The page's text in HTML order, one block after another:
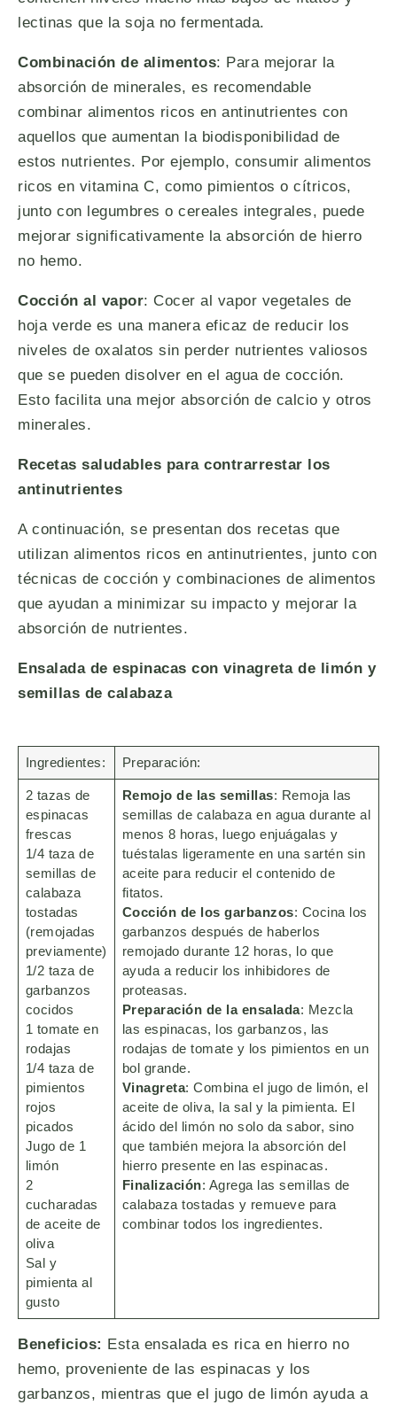
lectinas que la soja no fermentada.
Combinación de alimentos: Para mejorar la
absorción de minerales, es recomendable
combinar alimentos ricos en antinutrientes con
aquellos que aumentan la biodisponibilidad de
estos nutrientes. Por ejemplo, consumir alimentos
ricos en vitamina C, como pimientos o cítricos,
junto con legumbres o cereales integrales, puede
mejorar significativamente la absorción de hierro
no hemo.
Cocción al vapor: Cocer al vapor vegetales de
hoja verde es una manera eficaz de reducir los
niveles de oxalatos sin perder nutrientes valiosos
que se pueden disolver en el agua de cocción.
Esto facilita una mejor absorción de calcio y otros
minerales.
Recetas saludables para contrarrestar los
antinutrientes
A continuación, se presentan dos recetas que
utilizan alimentos ricos en antinutrientes, junto con
técnicas de cocción y combinaciones de alimentos
que ayudan a minimizar su impacto y mejorar la
absorción de nutrientes.
Ensalada de espinacas con vinagreta de limón y
semillas de calabaza
Ingredientes: Preparación:
2 tazas de
espinacas
frescas
1/4 taza de
semillas de
calabaza
tostadas
(remojadas
previamente)
1/2 taza de
garbanzos
cocidos
1 tomate en
rodajas
1/4 taza de
pimientos
rojos
picados
Jugo de 1
limón
2
cucharadas
de aceite de
oliva
Sal y
pimienta al
gusto
Remojo de las semillas: Remoja las
semillas de calabaza en agua durante al
menos 8 horas, luego enjuágalas y
tuéstalas ligeramente en una sartén sin
aceite para reducir el contenido de
fitatos.
Cocción de los garbanzos: Cocina los
garbanzos después de haberlos
remojado durante 12 horas, lo que
ayuda a reducir los inhibidores de
proteasas.
Preparación de la ensalada: Mezcla
las espinacas, los garbanzos, las
rodajas de tomate y los pimientos en un
bol grande.
Vinagreta: Combina el jugo de limón, el
aceite de oliva, la sal y la pimienta. El
ácido del limón no solo da sabor, sino
que también mejora la absorción del
hierro presente en las espinacas.
Finalización: Agrega las semillas de
calabaza tostadas y remueve para
combinar todos los ingredientes.
Beneficios: Esta ensalada es rica en hierro no
hemo, proveniente de las espinacas y los
garbanzos, mientras que el jugo de limón ayuda a